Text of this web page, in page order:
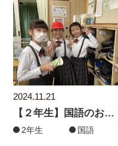
2024.11.21
【２年生】国語のおもちゃづくりを楽しみました！
2年生 国語